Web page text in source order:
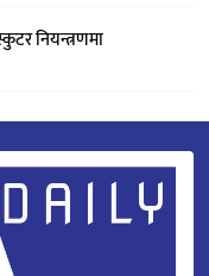
नियन्त्रणमा